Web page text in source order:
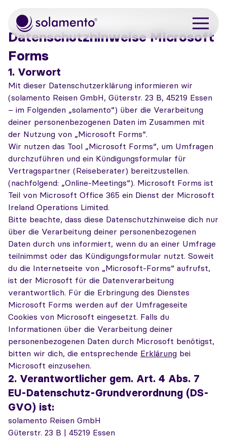
Datenschutzhinweise Microsoft
Forms
1. Vorwort
Mit dieser Datenschutzerklärung informieren wir
(solamento Reisen GmbH, Güterstr. 23 B, 45219 Essen
– im Folgenden „solamento“) über die Verarbeitung
deiner personenbezogenen Daten im Zusammen mit
der Nutzung von „Microsoft Forms“.
Wir nutzen das Tool „Microsoft Forms“, um Umfragen
durchzuführen und ein Kündigungsformular für
Vertragspartner (Reiseberater) bereitzustellen.
(nachfolgend: „Online-Meetings“). Microsoft Forms ist
Teil von Microsoft Office 365 ein Dienst der Microsoft
Ireland Operations Limited.
Bitte beachte, dass diese Datenschutzhinweise dich nur
über die Verarbeitung deiner personenbezogenen
Daten durch uns informiert, wenn du an einer Umfrage
teilnimmst oder das Kündigungsformular nutzt. Soweit
du die Internetseite von „Microsoft-Forms“ aufrufst,
ist der Microsoft für die Datenverarbeitung
verantwortlich. Für die Erbringung des Dienstes
Microsoft Forms werden auf der Umfrageseite
Cookies von Microsoft eingesetzt. Falls du
Informationen über die Verarbeitung deiner
personenbezogenen Daten durch Microsoft benötigst,
bitten wir dich, die entsprechende Erklärung bei
Microsoft einzusehen.
2. Verantwortlicher gem. Art. 4 Abs. 7
EU-Datenschutz-Grundverordnung (DS-
GVO) ist:
solamento Reisen GmbH
Güterstr. 23 B | 45219 Essen